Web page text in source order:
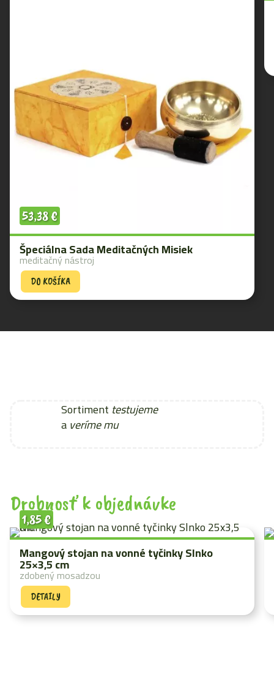
Špeciálna Sada Meditačných Misiek
53,38€
meditačný nástroj
DO KOŠÍKA
Sortiment testujeme
averíme mu
Drobnosť k objednávke
Mangový stojan na vonné tyčinky Slnko
25×3,5 cm
1,85€
zdobený mosadzou
DETAILY